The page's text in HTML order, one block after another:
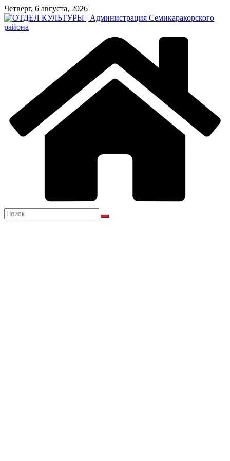
Перейти
к
содержимому
Четверг, 6 августа, 2026